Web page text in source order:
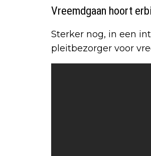
Vreemdgaan hoort
Sterker nog, in een
pleitbezorger voor